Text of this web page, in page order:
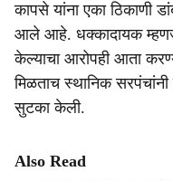
कापसे यांना एका ठिकाणी
आले आहे. धक्कादायक
केल्याचा आरोपही आता
मिळताच स्थानिक
सुटका केली.
Also Read